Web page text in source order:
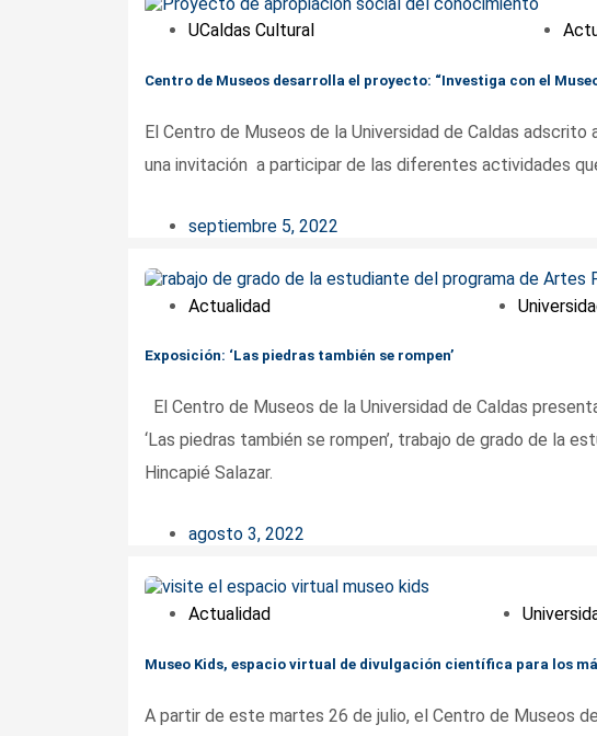
UCaldas Cultural
Centro de Museos desarrolla el proyecto: “Investiga con el
El Centro de Museos de la Universidad de Caldas
una invitación a participar de las diferentes actividades
septiembre 5, 2022
Actualidad
Exposición: ‘Las piedras también se rompen’
El Centro de Museos de la Universidad de Caldas
‘Las piedras también se rompen’, trabajo de grado de la
Hincapié Salazar.
agosto 3, 2022
Actualidad
Museo Kids, espacio virtual de divulgación científica para los
A partir de este martes 26 de julio, el Centro de Museos